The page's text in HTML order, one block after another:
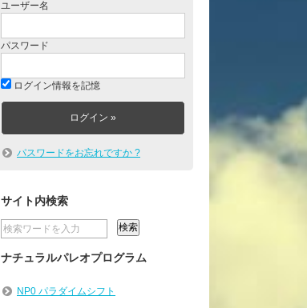
ユーザー名
パスワード
ログイン情報を記憶
パスワードをお忘れですか ?
サイト内検索
ナチュラルパレオプログラム
NP0 パラダイムシフト